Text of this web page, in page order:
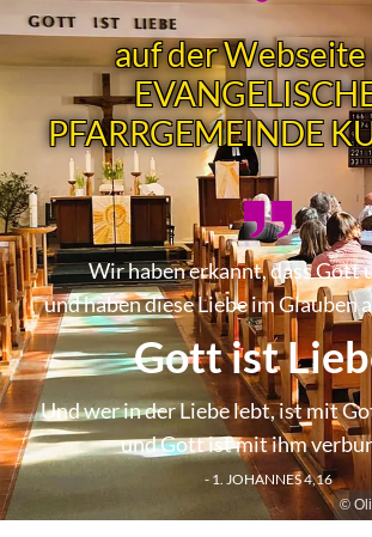
auf der
PFARRGEMEINDE
Wir haben erkannt, dass Gott
und haben diese Liebe im Glauben
Gott ist
Und wer in der Liebe lebt, ist mit
und Gott ist mit ihm
- 1. JOHANNES 4,16
©